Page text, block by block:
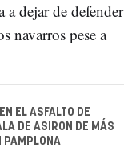
a dejar de defender
navarros pese a
EL ASFALTO DE
DE ASIRON DE MÁS
PAMPLONA